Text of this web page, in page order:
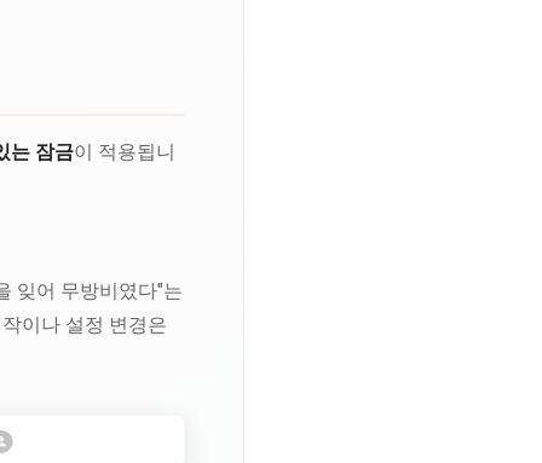
는 잠금이 적용됩니
잊어 무방비였다"는
이나 설정 변경은